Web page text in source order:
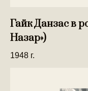
Гайк Данзас в
Назар»)
1948 г.